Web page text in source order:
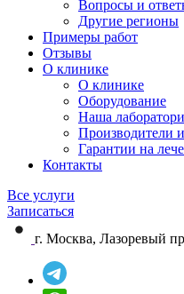
Вопросы и
Другие регионы
Примеры работ
Отзывы
О клинике
О клинике
Оборудование
Наша
Производители
Гарантии на
Контакты
Все услуги
Записаться
г. Москва, Лазоревый